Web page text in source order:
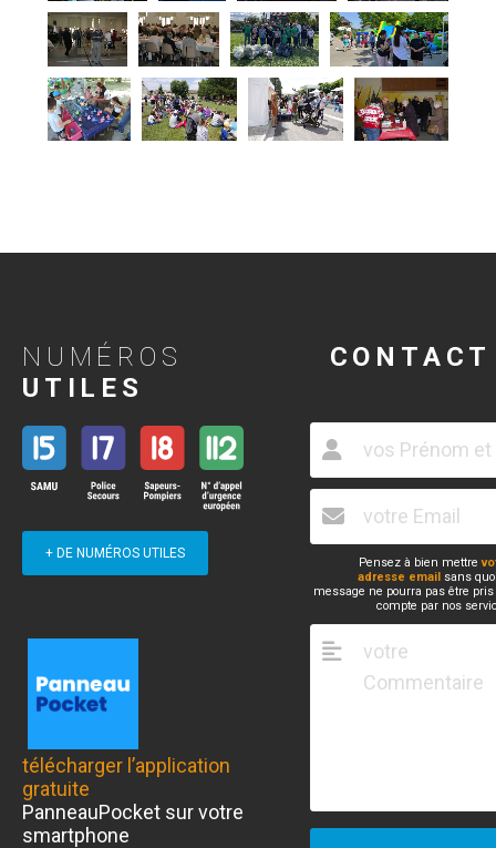
NUMÉROS
UTILES
+ DE NUMÉROS UTILES
télécharger l’application
gratuite
PanneauPocket sur votre
smartphone
CONTACT
Pensez à bien mettre
adresse email sans
message ne pourra pas être
compte par nos